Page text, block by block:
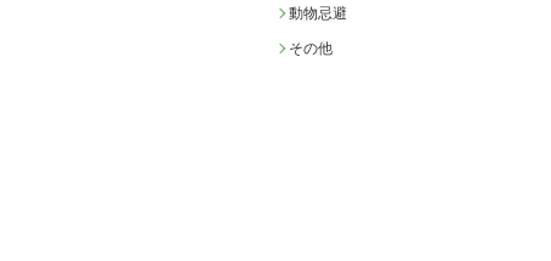
動物忌避
その他